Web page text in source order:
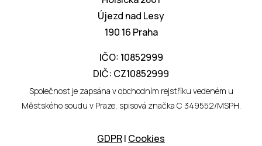
Újezd nad Lesy
190 16 Praha
IČO: 10852999
DIČ: CZ10852999
Společnost je zapsána v obchodním rejstříku vedeném u
Městského soudu v Praze, spisová značka C 349552/MSPH.
GDPRI Cookies